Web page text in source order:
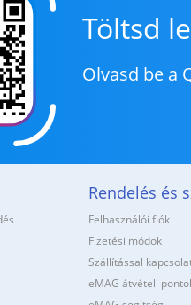
Töltsd
Olvasd be a
Rendelés és
Felhasználói fiók
Fizetési módok
Szállítással
eMAG átvételi